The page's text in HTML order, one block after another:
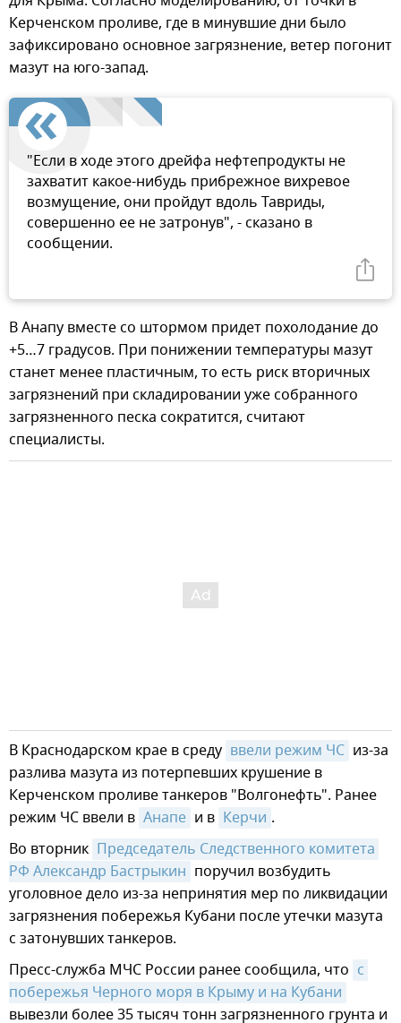
Керченском проливе, где в минувшие дни было
зафиксировано основное загрязнение, ветер погонит
мазут на юго-запад.
"Если в ходе этого дрейфа нефтепродукты не
захватит какое-нибудь прибрежное вихревое
возмущение, они пройдут вдоль Тавриды,
совершенно ее не затронув", - сказано в
сообщении.
В Анапу вместе со штормом придет похолодание до
+5…7 градусов. При понижении температуры мазут
станет менее пластичным, то есть риск вторичных
загрязнений при складировании уже собранного
загрязненного песка сократится, считают
специалисты.
В Краснодарском крае в среду ввели режим ЧС из-за
разлива мазута из потерпевших крушение в
Керченском проливе танкеров "Волгонефть". Ранее
режим ЧС ввели в Анапе и в Керчи .
Во вторник Председатель Следственного комитета
РФ Александр Бастрыкин поручил возбудить
уголовное дело из-за непринятия мер по ликвидации
загрязнения побережья Кубани после утечки мазута
с затонувших танкеров.
Пресс-служба МЧС России ранее сообщила, что с
побережья Черного моря в Крыму и на Кубани
вывезли более 35 тысяч тонн загрязненного грунта и